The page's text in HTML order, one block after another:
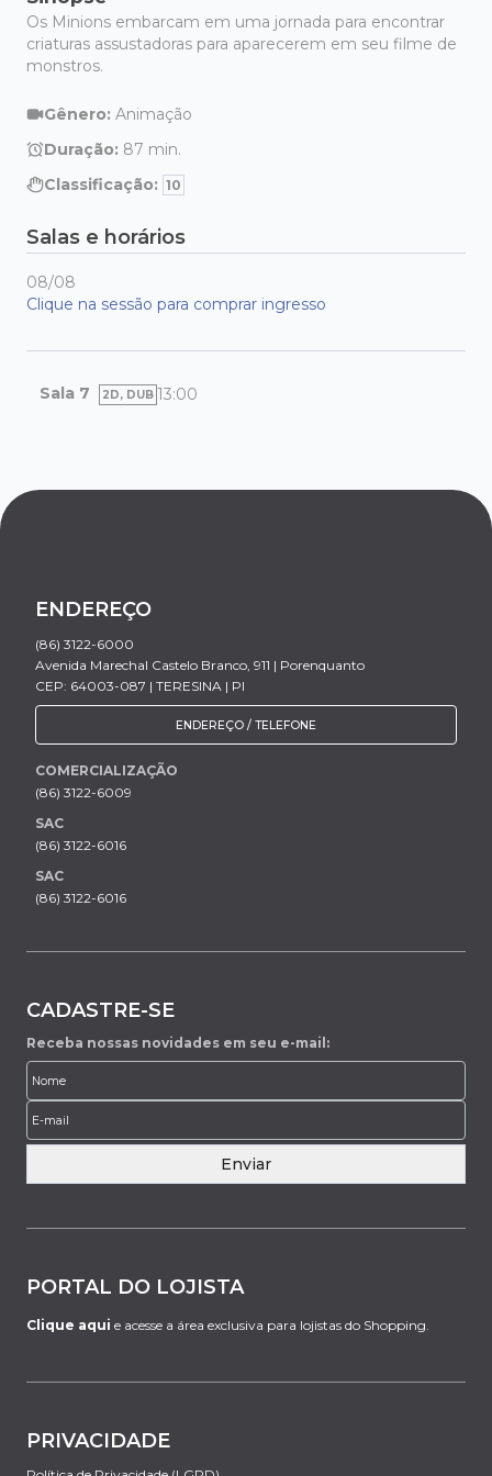
Os Minions embarcam em uma jornada para encontrar
criaturas assustadoras para aparecerem em seu filme de
monstros.
Gênero: Animação
Duração: 87 min.
Classificação: 10
Salas e horários
08/08
Clique na sessão para comprar ingresso
Sala 7 2D, DUB 13:00
ENDEREÇO
(86) 3122-6000
Avenida Marechal Castelo Branco, 911 | Porenquanto
CEP: 64003-087 | TERESINA | PI
ENDEREÇO / TELEFONE
COMERCIALIZAÇÃO
(86) 3122-6009
SAC
(86) 3122-6016
SAC
(86) 3122-6016
CADASTRE-SE
Receba nossas novidades em seu e-mail:
Enviar
PORTAL DO LOJISTA
Clique aqui e acesse a área exclusiva para lojistas do Shopping.
PRIVACIDADE